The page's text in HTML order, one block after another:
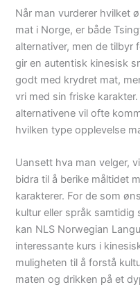
Når man vurderer hvilket
mat i Norge, er både
alternativer, men de tilbyr
gir en autentisk kinesisk
godt med krydret mat,
vri med sin friske
alternativene vil ofte
hvilken type opplevelse
Uansett hva man velger,
bidra til å berike måltidet
karakterer. For de som
kultur eller språk
kan NLS Norwegian
interessante kurs i
muligheten til å forstå
maten og drikken på et